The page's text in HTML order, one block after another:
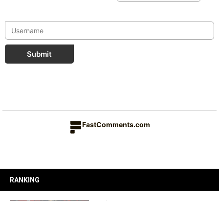
Submit
FastComments.com
RANKING